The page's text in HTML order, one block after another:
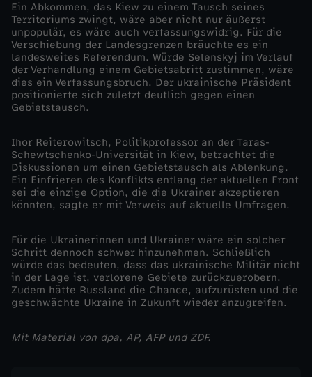
Ein Abkommen, das Kiew zu einem Tausch seines
Territoriums zwingt, wäre aber nicht nur äußerst
unpopulär, es wäre auch verfassungswidrig. Für die
Verschiebung der Landesgrenzen bräuchte es ein
landesweites Referendum. Würde Selenskyj im Verlauf
der Verhandlung einem Gebietsabritt zustimmen, wäre
dies ein Verfassungsbruch. Der ukrainische Präsident
positionierte sich zuletzt deutlich gegen einen
Gebietstausch.
Ihor Reiterowitsch, Politikprofessor an der Taras-
Schewtschenko-Universität in Kiew, betrachtet die
Diskussionen um einen Gebietstausch als Ablenkung.
Ein Einfrieren des Konflikts entlang der aktuellen Front
sei die einzige Option, die die Ukrainer akzeptieren
könnten, sagte er mit Verweis auf aktuelle Umfragen.
Für die Ukrainerinnen und Ukrainer wäre ein solcher
Schritt dennoch schwer hinzunehmen. Schließlich
würde das bedeuten, dass das ukrainische Militär nicht
in der Lage ist, verlorene Gebiete zurückzuerobern.
Zudem hätte Russland die Chance, aufzurüsten und die
geschwächte Ukraine in Zukunft wieder anzugreifen.
Mit Material von dpa, AP, AFP und ZDF.